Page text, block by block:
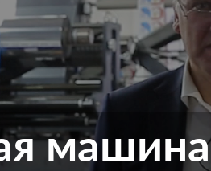
машина